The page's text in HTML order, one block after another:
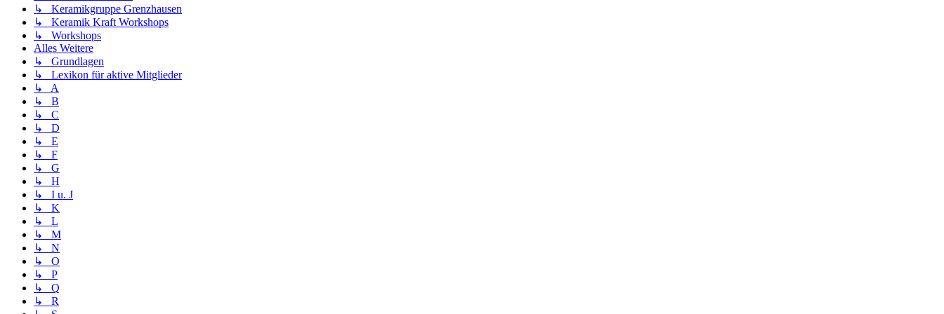
↳ Keramikgruppe Grenzhausen
↳ Keramik Kraft Workshops
↳ Workshops
Alles Weitere
↳ Grundlagen
↳ Lexikon für aktive Mitglieder
↳ A
↳ B
↳ C
↳ D
↳ E
↳ F
↳ G
↳ H
↳ I u. J
↳ K
↳ L
↳ M
↳ N
↳ O
↳ P
↳ Q
↳ R